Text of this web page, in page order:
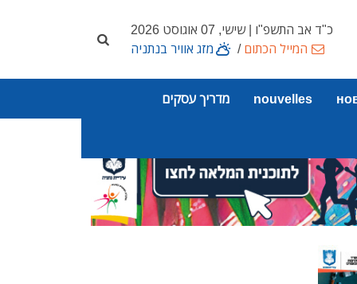
כ"ד אב התשפ"ו | שישי, 07 אוגוסט 2026
המייל הכתום/ מזג אוויר בנתניה
nouvelles מדריך עסקים